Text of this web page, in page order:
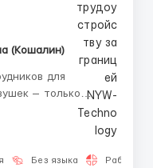
(Кошалин)
для
— только
О
структурой и
работаем в
Без языка Работа